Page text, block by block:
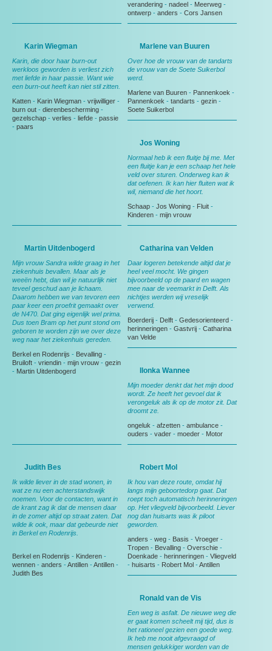
verandering - nadeel - Meerweg -
ontwerp - anders - Cors Jansen
Karin Wiegman
Karin, die door haar burn-out
werkloos geworden is verliest zich
met liefde in haar passie. Want wie
een burn-out heeft kan niet stil zitten.
Katten - Karin Wiegman - vrijwilliger -
burn out - dierenbescherming -
gezelschap - verlies - liefde - passie
- paars
Marlene van Buuren
Over hoe de vrouw van de tandarts
de vrouw van de Soete Suikerbol
werd.
Marlene van Buuren - Pannenkoek -
Pannenkoek - tandarts - gezin -
Soete Suikerbol
Jos Woning
Normaal heb ik een fluitje bij me. Met
een fluitje kan je een schaap het hele
veld over sturen. Onderweg kan ik
dat oefenen. Ik kan hier fluiten wat ik
wil, niemand die het hoort.
Schaap - Jos Woning - Fluit -
Kinderen - mijn vrouw
Martin Uitdenbogerd
Mijn vrouw Sandra wilde graag in het
ziekenhuis bevallen. Maar als je
weeën hebt, dan wil je natuurlijk niet
teveel geschud aan je lichaam.
Daarom hebben we van tevoren een
paar keer een proefrit gemaakt over
de N470. Dat ging eigenlijk wel prima.
Dus toen Bram op het punt stond om
geboren te worden zijn we over deze
weg naar het ziekenhuis gereden.
Berkel en Rodenrijs - Bevalling -
Bruiloft - vriendin - mijn vrouw - gezin
- Martin Uitdenbogerd
Catharina van Velden
Daar logeren betekende altijd dat je
heel veel mocht. We gingen
bijvoorbeeld op de paard en wagen
mee naar de veemarkt in Delft. Als
nichtjes werden wij vreselijk
verwend.
Boerderij - Delft - Gedesorienteerd -
herinneringen - Gastvrij - Catharina
van Velde
Ilonka Wannee
Mijn moeder denkt dat het mijn dood
wordt. Ze heeft het gevoel dat ik
verongeluk als ik op de motor zit. Dat
droomt ze.
ongeluk - afzetten - ambulance -
ouders - vader - moeder - Motor
Judith Bes
Ik wilde liever in de stad wonen, in
wat ze nu een achterstandswijk
noemen. Voor de contacten, want in
de krant zag ik dat de mensen daar
in de zomer altijd op straat zaten. Dat
wilde ik ook, maar dat gebeurde niet
in Berkel en Rodenrijs.
Berkel en Rodenrijs - Kinderen -
wennen - anders -Antillen -Antillen -
Judith Bes
Robert Mol
Ik hou van deze route, omdat hij
langs mijn geboortedorp gaat. Dat
roept toch automatisch herinneringen
op. Het vliegveld bijvoorbeeld. Liever
nog dan huisarts was ik piloot
geworden.
anders - weg - Basis - Vroeger -
Tropen - Bevalling - Overschie -
Doenkade - herinneringen - Vliegveld
- huisarts - Robert Mol -Antillen
Ronald van de Vis
Een weg is asfalt. De nieuwe weg die
er gaat komen scheelt mij tijd, dus is
het rationeel gezien een goede weg.
Ik heb me nooit afgevraagd of
mensen gelukkiger worden van de